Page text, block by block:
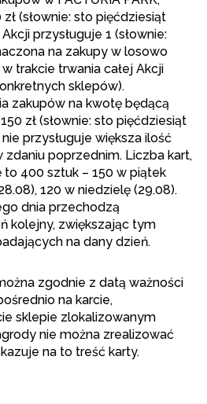
(słownie: sto pięćdziesiąt
przysługuje 1 (słownie:
na zakupy w losowo
trakcie trwania całej Akcji
sklepów).
zakupów na kwotę będącą
zł (słownie: sto pięćdziesiąt
przysługuje większa ilość
zdaniu poprzednim. Liczba kart,
400 sztuk – 150 w piątek
120 w niedzielę (29.08).
dnia przechodzą
kolejny, zwiększając tym
na dany dzień.
zgodnie z datą ważności
na karcie,
sklepie zlokalizowanym
nie można zrealizować
na to treść karty.